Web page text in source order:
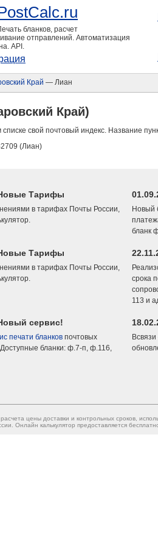
бланков, расчет
отправлений. Автоматизация
API.
Край — Лиан
Край)
свой почтовый индекс. Название
(Лиан)
Тарифы
в тарифах Почты России,
Новый
бланк
Тарифы
в тарифах Почты России,
срока
113 и
сервис!
печати бланков почтовых
бланки: ф.7-п, ф.116,
цены доставки и контрольных сроков,
Онлайн калькулятор предоставляется